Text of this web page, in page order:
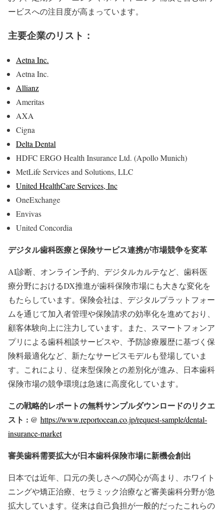
ービスへの注目度が高まっています。
主要企業のリスト：
Aetna Inc.
Aetna Inc.
Allianz
Ameritas
AXA
Cigna
Delta Dental
HDFC ERGO Health Insurance Ltd. (Apollo Munich)
MetLife Services and Solutions, LLC
United HealthCare Services, Inc
OneExchange
Envivas
United Concordia
デジタル歯科医療と保険サービス連携が市場競争を変革
AI診断、オンライン予約、デジタルカルテなど、歯科医
療分野におけるDX推進が歯科保険市場にも大きな変化を
もたらしています。保険会社は、デジタルプラットフォー
ムを通じて加入者管理や保険請求の効率化を進めており、
顧客体験向上に注力しています。また、スマートフォンア
プリによる歯科相談サービスや、予防診療履歴に基づく保
険料最適化など、新たなサービスモデルも登場していま
す。これにより、従来型保険との差別化が進み、日本歯科
保険市場の競争環境は急速に高度化しています。
この戦略的レポートの無料サンプルダウンロードのリクエ
スト : @ https://www.reportocean.co.jp/request-sample/dental-
insurance-market
審美歯科需要拡大が日本歯科保険市場に新機会創出
日本では近年、口元の美しさへの関心が高まり、ホワイト
ニングや矯正治療、セラミック治療など審美歯科分野が急
拡大しています。従来は自己負担が一般的だったこれらの